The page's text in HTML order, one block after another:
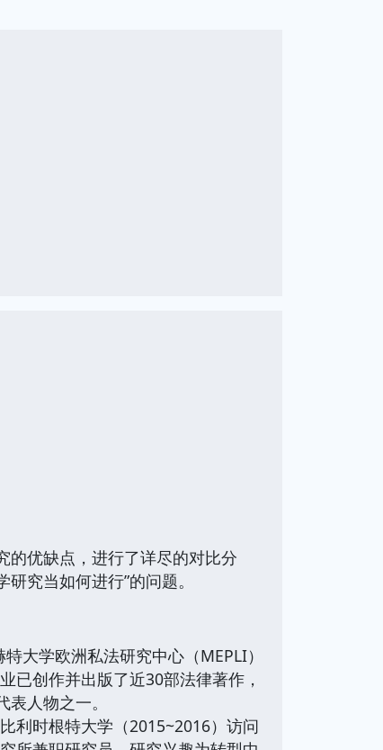
的优缺点，进行了详尽的对比分
究当如何进行”的问题。
大学欧洲私法研究中心（MEPLI）
已创作并出版了近30部法律著作，
人物之一。
利时根特大学（2015~2016）访问